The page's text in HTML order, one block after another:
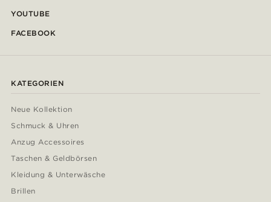
YOUTUBE
FACEBOOK
KATEGORIEN
Neue Kollektion
Schmuck & Uhren
Anzug Accessoires
Taschen & Geldbörsen
Kleidung & Unterwäsche
Brillen